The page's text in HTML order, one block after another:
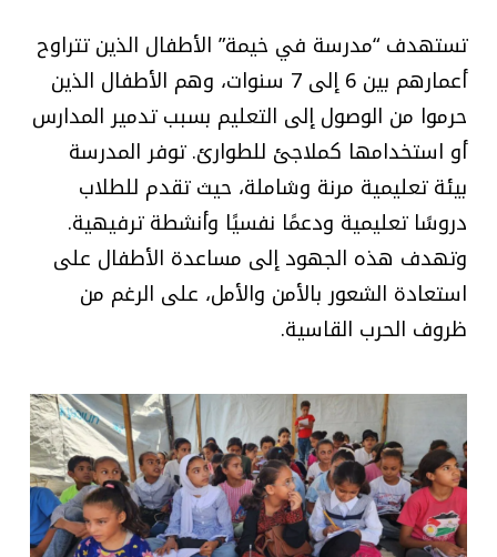
تستهدف “مدرسة في خيمة” الأطفال الذين تتراوح
أعمارهم بين 6 إلى 7 سنوات، وهم الأطفال الذين
حرموا من الوصول إلى التعليم بسبب تدمير المدارس
أو استخدامها كملاجئ للطوارئ. توفر المدرسة
بيئة تعليمية مرنة وشاملة، حيث تقدم للطلاب
دروسًا تعليمية ودعمًا نفسيًا وأنشطة ترفيهية.
وتهدف هذه الجهود إلى مساعدة الأطفال على
استعادة الشعور بالأمن والأمل، على الرغم من
ظروف الحرب القاسية.